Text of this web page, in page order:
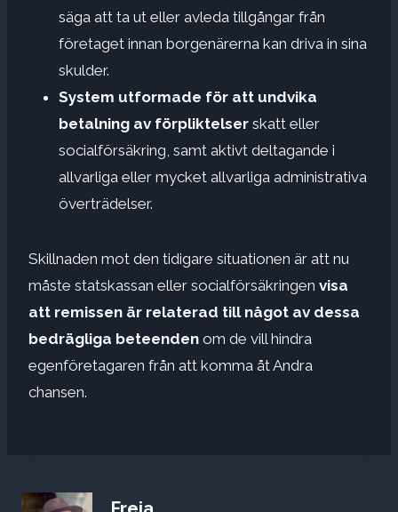
säga att ta ut eller avleda tillgångar från
företaget innan borgenärerna kan driva in sina
skulder.
System utformade för att undvika
betalning av förpliktelser skatt eller
socialförsäkring, samt aktivt deltagande i
allvarliga eller mycket allvarliga administrativa
överträdelser.
Skillnaden mot den tidigare situationen är att nu
måste statskassan eller socialförsäkringen visa
att remissen är relaterad till något av dessa
bedrägliga beteenden om de vill hindra
egenföretagaren från att komma åt Andra
chansen.